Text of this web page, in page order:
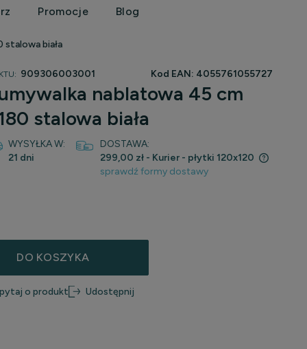
Promocje Blog
stalowa biała
909306003001 Kod EAN: 4055761055727
nablatowa 45 cm
stalowa biała
WYSYŁKA W:
21 dni
DOSTAWA:
299,00 zł - Kurier - płytki 120x120
sprawdź formy dostawy
DO KOSZYKA
o produkt Udostępnij